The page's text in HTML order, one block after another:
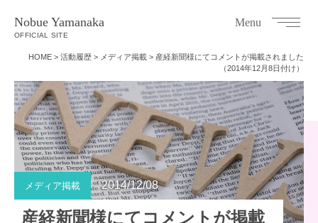
Nobue Yamanaka
OFFICIAL SITE
Menu
HOME > 活動履歴 > メディア掲載 > 産経新聞様にてコメントが掲載されました
（2014年12月8日付け）
メディア掲載 2014/12/08
産経新聞様にてコメントが掲載